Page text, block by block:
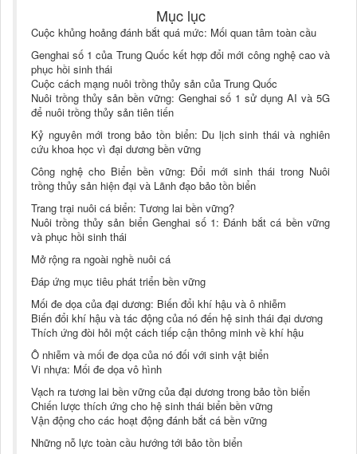
Mục lục
Cuộc khủng hoảng đánh bắt quá mức: Mối quan tâm toàn cầu
Genghai số 1 của Trung Quốc kết hợp đổi mới công nghệ cao và
phục hồi sinh thái
Cuộc cách mạng nuôi trồng thủy sản của Trung Quốc
Nuôi trồng thủy sản bền vững: Genghai số 1 sử dụng AI và 5G
để nuôi trồng thủy sản tiên tiến
Kỷ nguyên mới trong bảo tồn biển: Du lịch sinh thái và nghiên
cứu khoa học vì đại dương bền vững
Công nghệ cho Biển bền vững: Đổi mới sinh thái trong Nuôi
trồng thủy sản hiện đại và Lãnh đạo bảo tồn biển
Trang trại nuôi cá biển: Tương lai bền vững?
Nuôi trồng thủy sản biển Genghai số 1: Đánh bắt cá bền vững
và phục hồi sinh thái
Mở rộng ra ngoài nghề nuôi cá
Đáp ứng mục tiêu phát triển bền vững
Mối đe dọa của đại dương: Biến đổi khí hậu và ô nhiễm
Biến đổi khí hậu và tác động của nó đến hệ sinh thái đại dương
Thích ứng đòi hỏi một cách tiếp cận thông minh về khí hậu
Ô nhiễm và mối đe dọa của nó đối với sinh vật biển
Vi nhựa: Mối đe dọa vô hình
Vạch ra tương lai bền vững của đại dương trong bảo tồn biển
Chiến lược thích ứng cho hệ sinh thái biển bền vững
Vận động cho các hoạt động đánh bắt cá bền vững
Những nỗ lực toàn cầu hướng tới bảo tồn biển